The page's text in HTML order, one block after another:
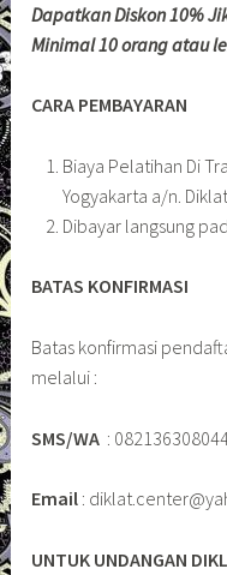
Dapatkan Diskon 10%
Minimal 10 orang atau
CARA PEMBAYARAN
Biaya Pelatihan Di
Yogyakarta a/n.
Dibayar langsung
BATAS KONFIRMASI
Batas konfirmasi
melalui :
SMS/WA :
Email :
UNTUK UNDANGAN